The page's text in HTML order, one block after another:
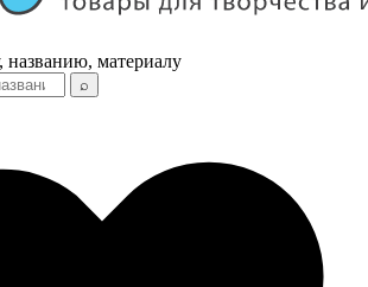
названию, материалу
⌕